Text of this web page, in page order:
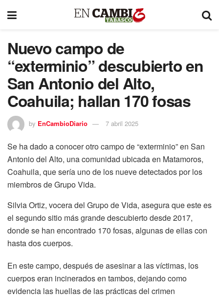
Nuevo campo de
“exterminio” descubierto en
San Antonio del Alto,
Coahuila; hallan 170 fosas
by EnCambioDiario 7 abril 2025
Se ha dado a conocer otro campo de “exterminio” en San
Antonio del Alto, una comunidad ubicada en Matamoros,
Coahuila, que sería uno de los nueve detectados por los
miembros de Grupo Vida.
Silvia Ortiz, vocera del Grupo de Vida, asegura que este es
el segundo sitio más grande descubierto desde 2017,
donde se han encontrado 170 fosas, algunas de ellas con
hasta dos cuerpos.
En este campo, después de asesinar a las víctimas, los
cuerpos eran incinerados en tambos, dejando como
evidencia las huellas de las prácticas del crimen